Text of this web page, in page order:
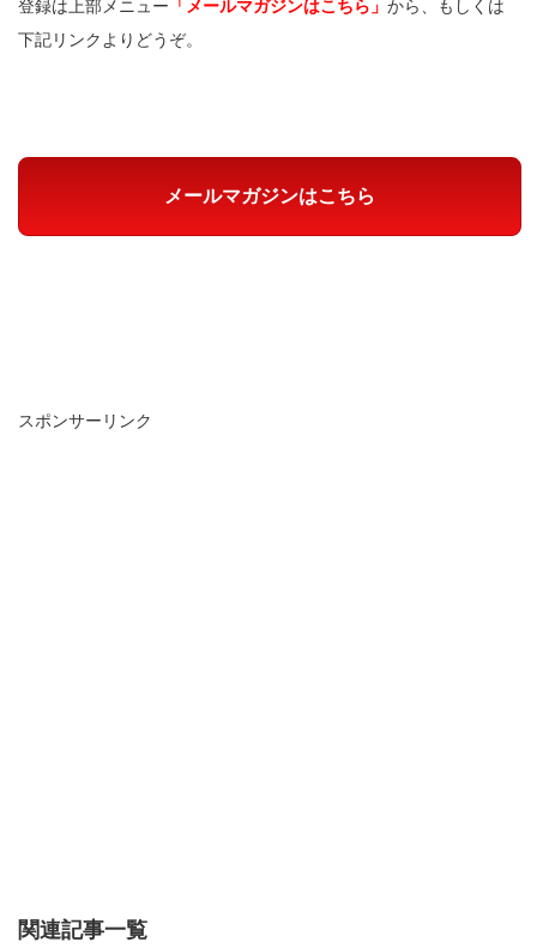
登録は上部メニュー 「メールマガジンはこちら」 から、もしくは
下記リンクよりどうぞ。
メールマガジンはこちら
スポンサーリンク
関連記事一覧